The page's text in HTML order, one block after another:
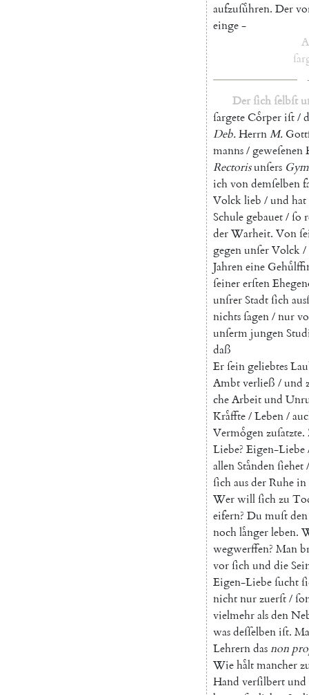
aufzuſuͤhren. Der
einge-
A
Der ſich ſelbſt
ſargeteCoͤrperiſt/
Deb.HerrnM.
manns/geweſenen
Rectorisunſers
ichvondemſelben
Volcklieb /und hat
Schulegebauet/ſo
derWarheit. Von
gegenunſerVolck/
Jahreneine
ſeinererſten
unſrerStadtſich
nichtsſagen/nur
unſermjungen
daß
Erſeingeliebtes
Ambtverließ /und
cheArbeitund
Kraͤffte/Leben/
Vermoͤgenzuſatzte.
Liebe? Eigen-Liebe
allenStaͤndenſiehet/
ſichausderRuhein
Werwillſichzu
eifern? Du muſtden
nochlaͤngerleben.
wegwerffen? Man
vorſichund die
Eigen-Liebeſucht
nichtnurzuerſt/
vielmehralsden
wasdeſſelbeniſt.
Lehrerndasnon
Wiehaͤltmancher
Hand verſilbertund